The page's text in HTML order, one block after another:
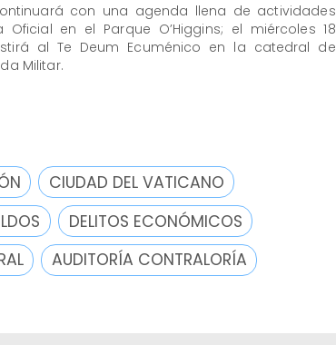
con una agenda llena de actividades
en el Parque O’Higgins; el miércoles 18
al Te Deum Ecuménico en la catedral de
Militar.
CIUDAD DEL VATICANO
DELITOS ECONÓMICOS
AUDITORÍA CONTRALORÍA